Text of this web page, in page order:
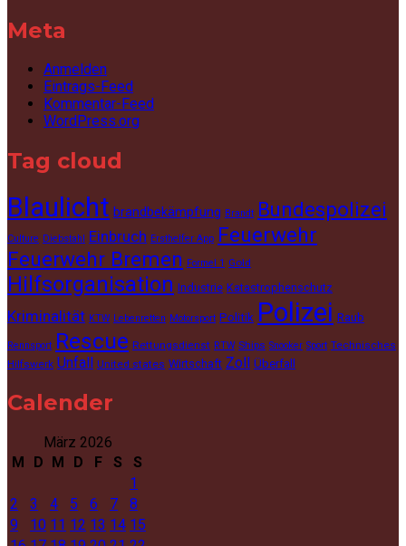
Meta
Anmelden
Eintrags-Feed
Kommentar-Feed
WordPress.org
Tag cloud
Blaulicht brandbekämpfung Brandt Bundespolizei
Culture Diebstahl Einbruch Ersthelfer App Feuerwehr
Feuerwehr Bremen
Formel 1 Gold
Hilfsorganisation Industrie Katastrophenschutz
Kriminalität KTW Lebenretten Motorsport Politik Polizei Raub
Rennsport Rescue Rettungsdienst RTW Ships Snooker Sport Technisches
Hilfswerk Unfall United states Wirtschaft Zoll Überfall
Calender
März 2026
M
D M D F S
S
1
2
3 4 5 6 7
8
9
10 11 12 13 14 15